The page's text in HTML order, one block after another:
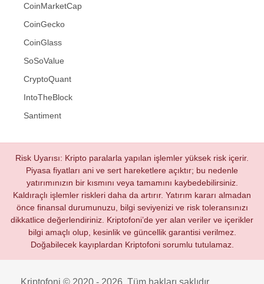
CoinMarketCap
CoinGecko
CoinGlass
SoSoValue
CryptoQuant
IntoTheBlock
Santiment
Risk Uyarısı: Kripto paralarla yapılan işlemler yüksek risk içerir.
Piyasa fiyatları ani ve sert hareketlere açıktır; bu nedenle
yatırımınızın bir kısmını veya tamamını kaybedebilirsiniz.
Kaldıraçlı işlemler riskleri daha da artırır. Yatırım kararı almadan
önce finansal durumunuzu, bilgi seviyenizi ve risk toleransınızı
dikkatlice değerlendiriniz. Kriptofoni’de yer alan veriler ve içerikler
bilgi amaçlı olup, kesinlik ve güncellik garantisi verilmez.
Doğabilecek kayıplardan Kriptofoni sorumlu tutulamaz.
Kriptofoni © 2020 - 2026. Tüm hakları saklıdır.